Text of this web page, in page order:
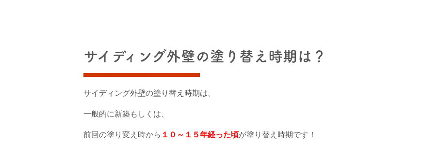
サイディング外壁の塗り替え時期は？
サイディング外壁の塗り替え時期は、
一般的に新築もしくは、
前回の塗り変え時から １０～１５年経った頃が塗り替え時期です！